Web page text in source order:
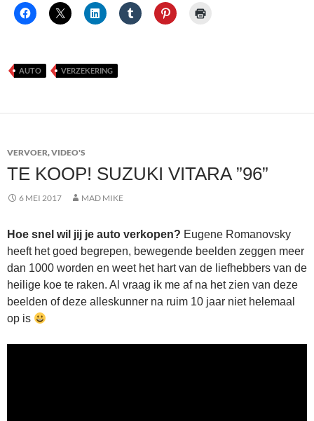
AUTO VERZEKERING
VERVOER,VIDEO'S
TE KOOP! SUZUKI VITARA ”96”
6 MEI 2017 MAD MIKE
Hoe snel wil jij je auto verkopen? Eugene Romanovsky
heeft het goed begrepen, bewegende beelden zeggen meer
dan 1000 worden en weet het hart van de liefhebbers van de
heilige koe te raken. Al vraag ik me af na het zien van deze
beelden of deze alleskunner na ruim 10 jaar niet helemaal
op is